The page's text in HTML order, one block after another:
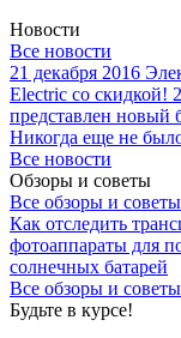
Новости
Все новости
21 декабря 2016
Electric со скидкой!
представлен новый
Никогда еще не
Все новости
Обзоры и советы
Все обзоры и советы
Как отследить
фотоаппараты для
солнечных батарей
Все обзоры и советы
Будьте в курсе!